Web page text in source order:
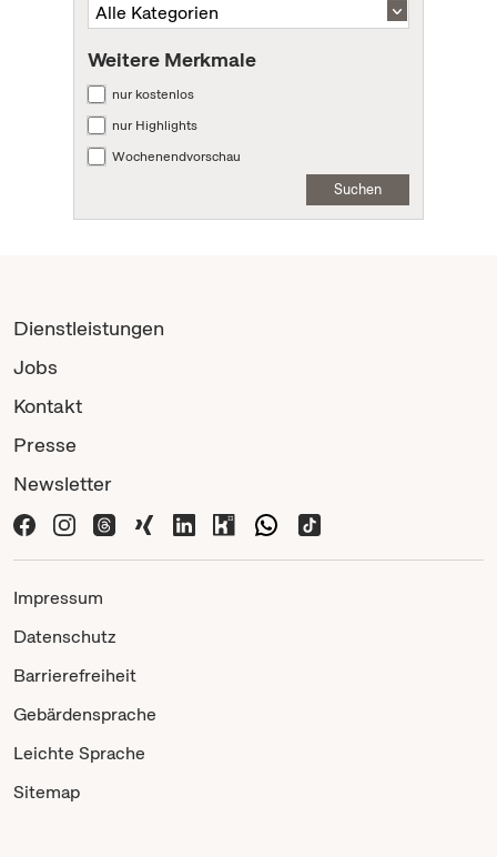
Weitere Merkmale
nur kostenlos
nur Highlights
Wochenendvorschau
Suchen
Dienstleistungen
Jobs
Kontakt
Presse
Newsletter
Impressum
Datenschutz
Barrierefreiheit
Gebärdensprache
Leichte Sprache
Sitemap